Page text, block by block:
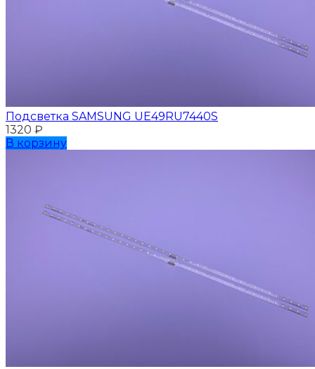
Подсветка SAMSUNG UЕ49RU7440S
1320 ₽
В корзину